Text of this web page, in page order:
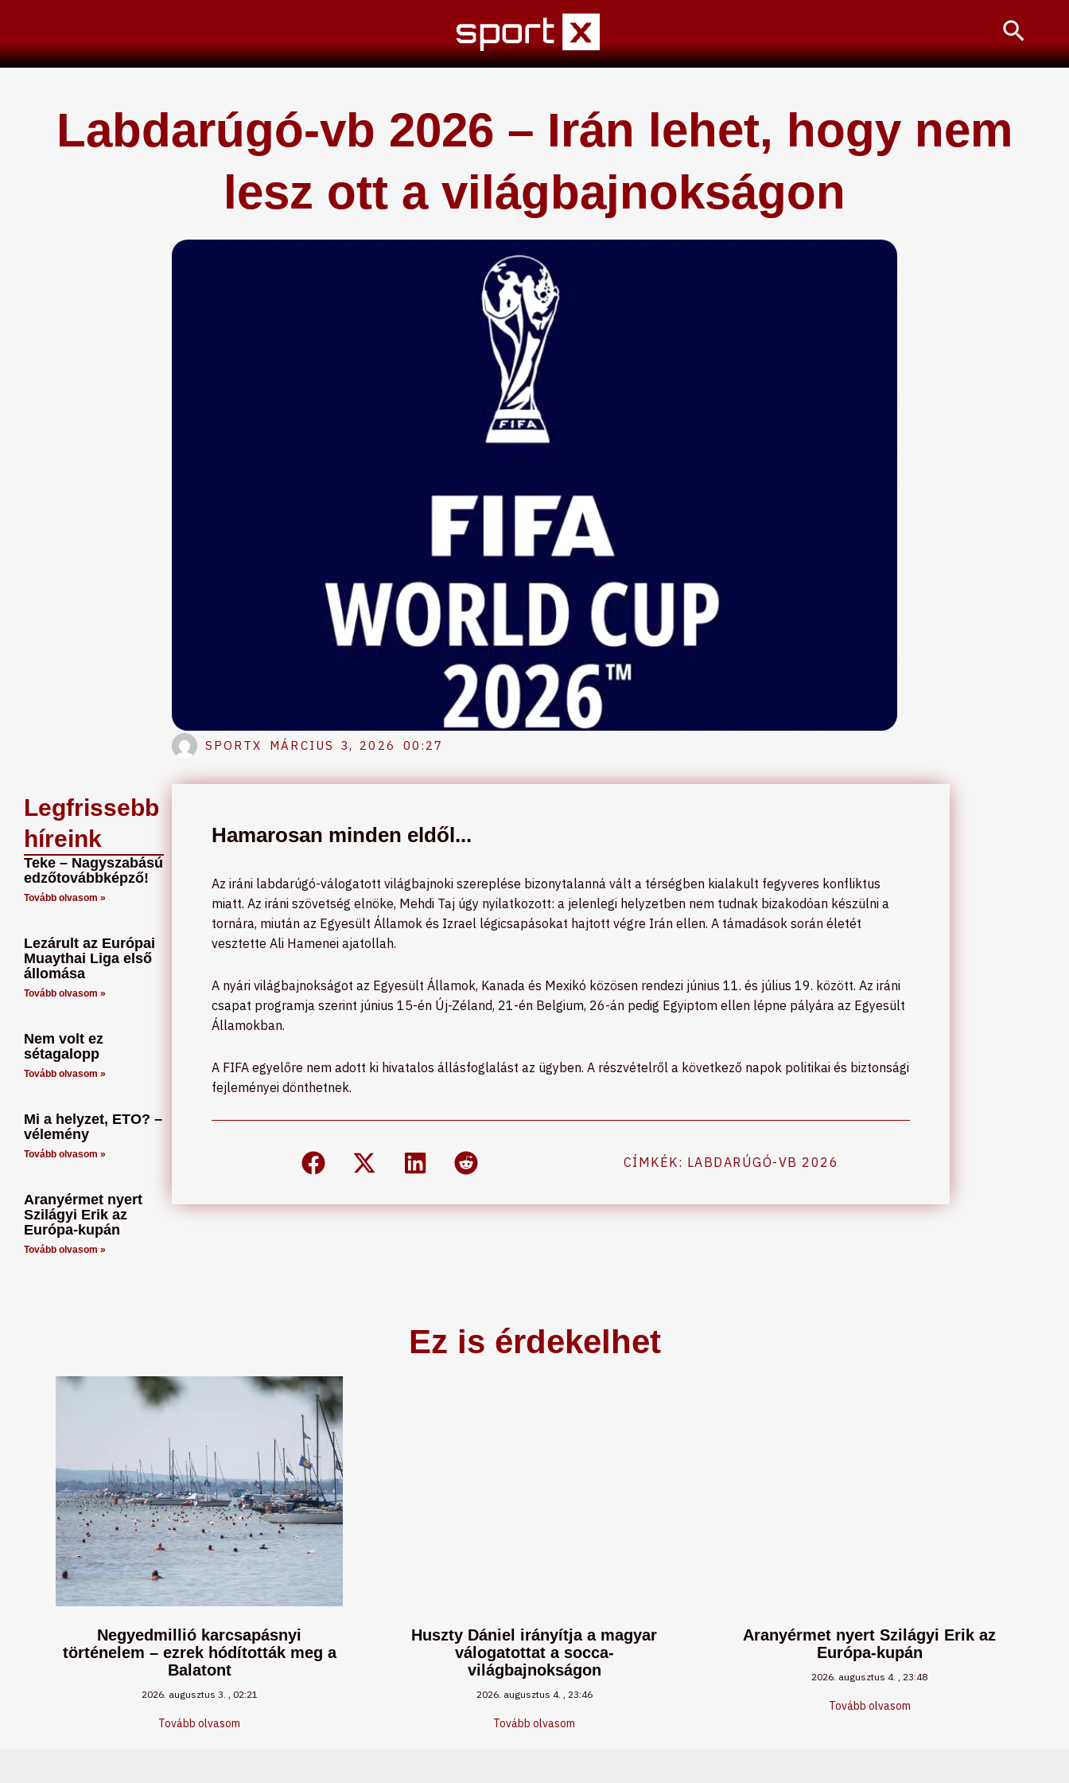
content
Labdarúgó-vb 2026 – Irán lehet, hogy nem
lesz ott a világbajnokságon
SPORTX MÁRCIUS 3, 2026 00:27
Legfrissebb
híreink
Teke – Nagyszabású
edzőtovábbképző!
Tovább olvasom »
Lezárult az Európai
Muaythai Liga első
állomása
Tovább olvasom »
Nem volt ez
sétagalopp
Tovább olvasom »
Mi a helyzet, ETO? –
vélemény
Tovább olvasom »
Aranyérmet nyert
Szilágyi Erik az
Európa-kupán
Tovább olvasom »
Hamarosan minden eldől...
Az iráni labdarúgó-válogatott világbajnoki szereplése bizonytalanná vált a térségben kialakult fegyveres konfliktus
miatt. Az iráni szövetség elnöke, Mehdi Taj úgy nyilatkozott: a jelenlegi helyzetben nem tudnak bizakodóan készülni a
tornára, miután az Egyesült Államok és Izrael légicsapásokat hajtott végre Irán ellen. A támadások során életét
vesztette Ali Hamenei ajatollah.
A nyári világbajnokságot az Egyesült Államok, Kanada és Mexikó közösen rendezi június 11. és július 19. között. Az iráni
csapat programja szerint június 15-én Új-Zéland, 21-én Belgium, 26-án pedig Egyiptom ellen lépne pályára az Egyesült
Államokban.
A FIFA egyelőre nem adott ki hivatalos állásfoglalást az ügyben. A részvételről a következő napok politikai és biztonsági
fejleményei dönthetnek.
CÍMKÉK: LABDARÚGÓ-VB 2026
Ez is érdekelhet
Negyedmillió karcsapásnyi
történelem – ezrek hódították meg a
Balatont
2026. augusztus 3. 02:21
Tovább olvasom
Huszty Dániel irányítja a magyar
válogatottat a socca-
világbajnokságon
2026. augusztus 4. 23:46
Tovább olvasom
Aranyérmet nyert Szilágyi Erik az
Európa-kupán
2026. augusztus 4. 23:48
Tovább olvasom